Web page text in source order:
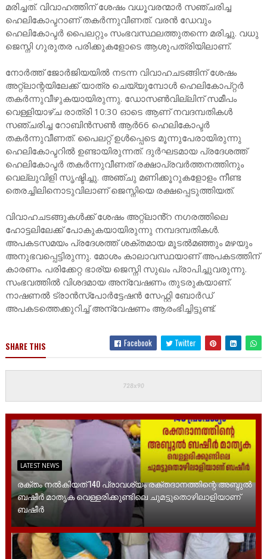
മരിച്ചത്. വിവാഹത്തിന് ശേഷം വധൂവരന്മാ‍ർ സഞ്ചരിച്ച
ഹെലികോപ്ട‍റാണ് തകർന്നുവീണത്. വരൻ ഡേവും
ഹെലികോപ്ട‍ർ പൈലറ്റും സംഭവസ്ഥലത്തുതന്നെ മരിച്ചു. വധു
ജെസ്നി ഗുരുതര പരിക്കുകളോടെ ആശുപത്രിയിലാണ്.
നോർത്ത് ജോർജിയയിൽ നടന്ന വിവാഹചടങ്ങിന് ശേഷം
അറ്റ്ലാന്റയിലേക്ക് യാത്ര ചെയ്യുമ്പോൾ ഹെലികോപ്റ്റർ
തകർന്നുവീഴുകയായിരുന്നു. ഡോസൺവില്ലിന് സമീപം
വെള്ളിയാഴ്ച രാത്രി 10:30 ഓടെ ആണ് നവദമ്പതികൾ
സഞ്ചരിച്ച റോബിൻസൺ ആ‍ർ66 ഹെലികോപ്ടർ
തകർന്നുവീണത്. പൈലറ്റ് ഉൾപ്പെടെ മൂന്നുപേരായിരുന്നു
ഹെലികോപ്ടറിൽ ഉണ്ടായിരുന്നത്. ദുർഘടമായ പ്രദേശത്ത്
ഹെലികോപ്ട‍ർ തകർന്നുവീണത് രക്ഷാപ്രവർത്തനത്തിനും
വെല്ലുവിളി സൃഷ്ടിച്ചു. അഞ്ചു മണിക്കൂറുകളോളം നീണ്ട
തെരച്ചിലിനൊടുവിലാണ് ജെസ്നിയെ രക്ഷപ്പെടുത്തിയത്.
വിവാഹചടങ്ങുകൾക്ക് ശേഷം അറ്റ്ലാൻ്റ നഗരത്തിലെ
ഹോട്ടലിലേക്ക് പോകുകയായിരുന്നു നമ്പദമ്പതികൾ.
അപകടസമയം പ്രദേശത്ത് ശക്തമായ മൂടൽമഞ്ഞും മഴയും
അനുഭവപ്പെട്ടിരുന്നു. മോശം കാലാവസ്ഥയാണ് അപകടത്തിന്
കാരണം. പരിക്കേറ്റ ഭാര്യ ജെസ്നി സുഖം പ്രാപിച്ചുവരുന്നു.
സംഭവത്തിൽ വിശദമായ അന്വേഷണം തുടരുകയാണ്.
നാഷണൽ ട്രാൻസ്‌പോർട്ടേഷൻ സേഫ്റ്റി ബോർഡ്
അപകടത്തെക്കുറിച്ച് അന്വേഷണം ആരംഭിച്ചിട്ടുണ്ട്.
SHARE THIS Facebook Twitter
LATEST NEWS
രക്തം നൽകിയത്‌ 140 പ്രാവശ്യം രക്തദാനത്തിന്റെ അബ്ദുൽ
ബഷീർ മാതൃക വെള്ളരിക്കുണ്ടിലെ ചുമട്ടുതൊഴിലാളിയാണ്
ബഷീർ